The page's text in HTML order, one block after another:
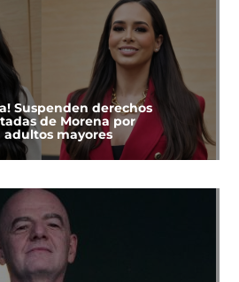
Suspenden derechos
de Morena por
mayores